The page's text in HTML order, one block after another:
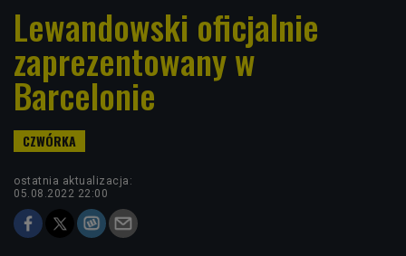
Lewandowski oficjalnie
zaprezentowany w
Barcelonie
ostatnia aktualizacja:
05.08.2022 22:00